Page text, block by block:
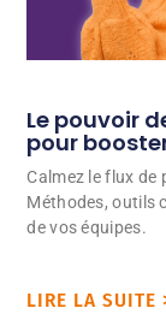
Le pouvoir
pour
Calmez le flux de
Méthodes, outils
de vos équipes.
LIRE LA SUITE